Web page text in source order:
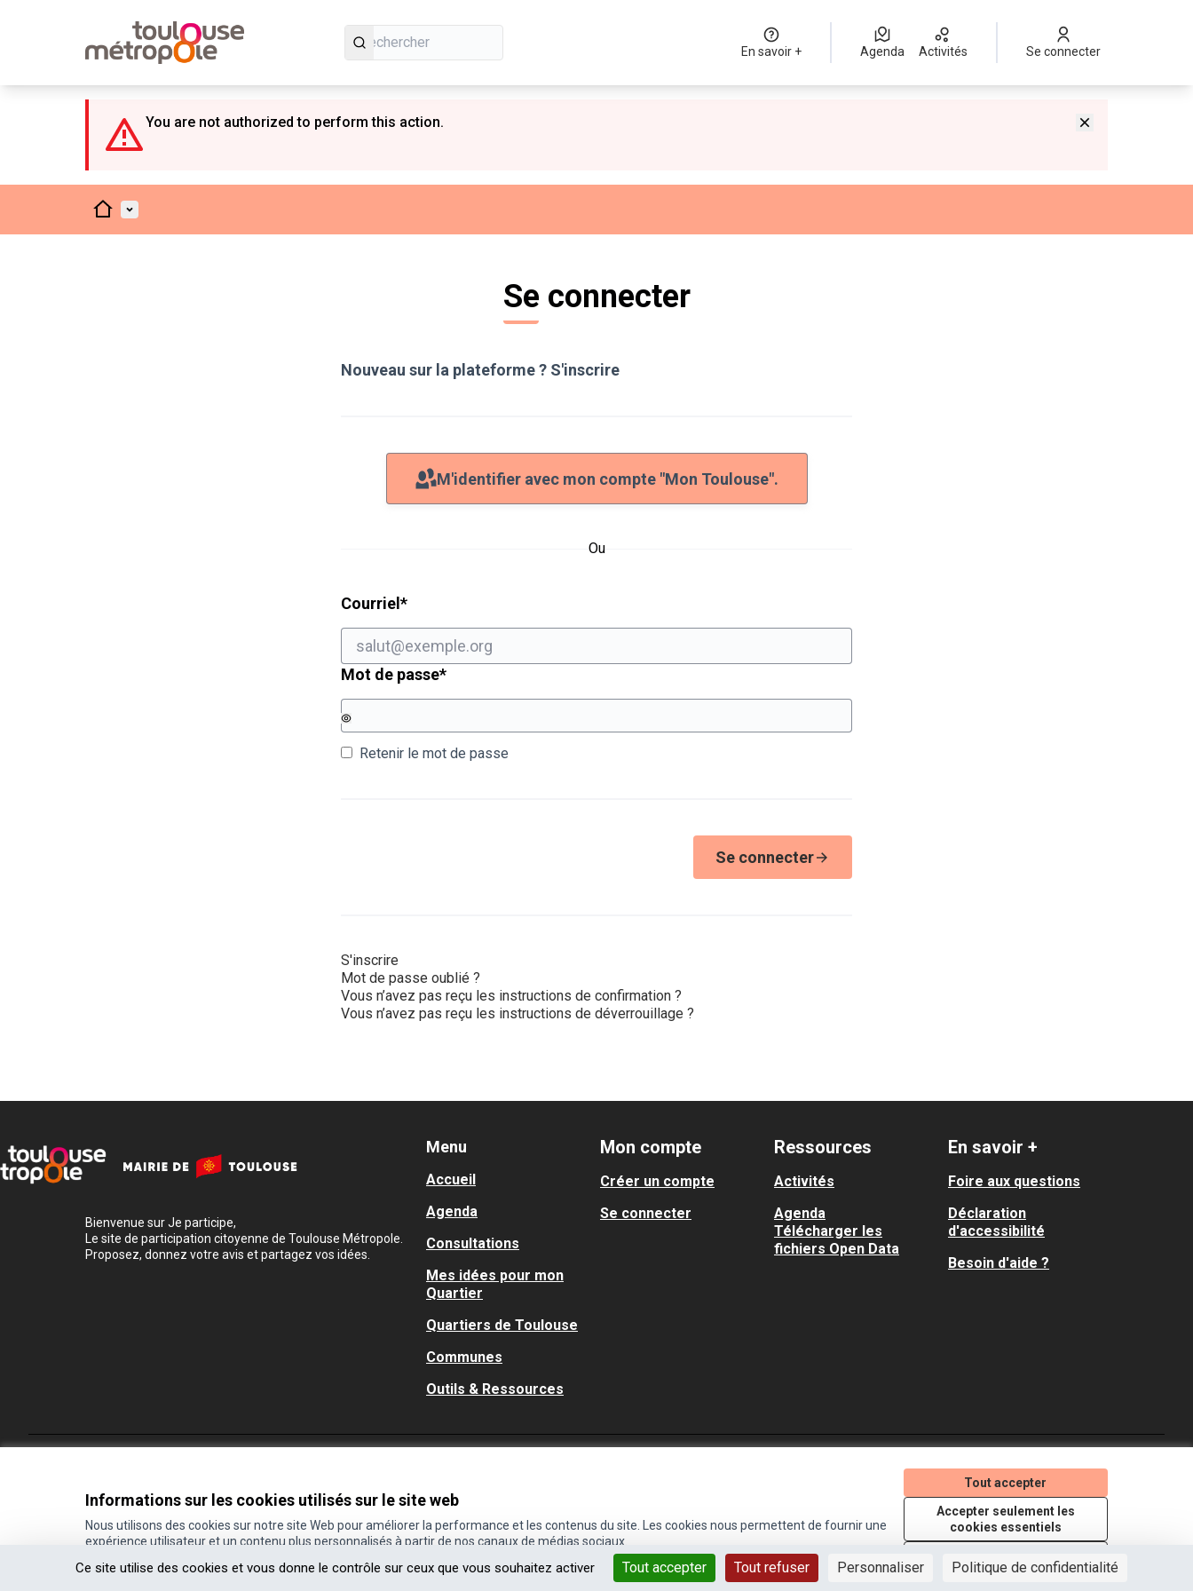
Ce site utilise des cookies et vous donne le contrôle sur ceux que vous souhaitez activer Tout accepter Tout refuser Personnaliser Politique de confidentialité
Informations sur les cookies utilisés sur le site web
Nous utilisons des cookies sur notre site Web pour améliorer la performance et les contenus du site. Les cookies nous permettent de fournir une
expérience utilisateur et un contenu plus personnalisés à partir de nos canaux de médias sociaux.
Tout accepter
Accepter seulement les
cookies essentiels
En savoir + Agenda Activités Se connecter
You are not authorized to perform this action.
AccueilMenu principal
Se connecter
Nouveau sur la plateforme ? S'inscrire
M'identifier avec mon compte "Mon Toulouse".
Ou
Courriel *Champ obligatoire
Mot de passe*Champ obligatoire
Retenir le mot de passe
Se connecter
S'inscrire
Mot de passe oublié ?
Vous n’avez pas reçu les instructions de confirmation ?
Vous n’avez pas reçu les instructions de déverrouillage ?
Bienvenue sur Je participe,
Le site de participation citoyenne de Toulouse Métropole.
Proposez, donnez votre avis et partagez vos idées.
Menu
Accueil
Agenda
Consultations
Mes idées pour mon
Quartier
Quartiers de Toulouse
Communes
Outils & Ressources
Mon compte
Créer un compte
Se connecter
Ressources
Activités
Agenda
Télécharger les
fichiers Open Data
En savoir +
Foire aux questions
Déclaration
d'accessibilité
Besoin d'aide ?
(Lien externe)
(Lien externe)
(Lien externe)
(Lien externe)
Site réalisé grâce aulogiciel libre Decidim
(Lien externe)
.
Licence Creative
(Lien externe)